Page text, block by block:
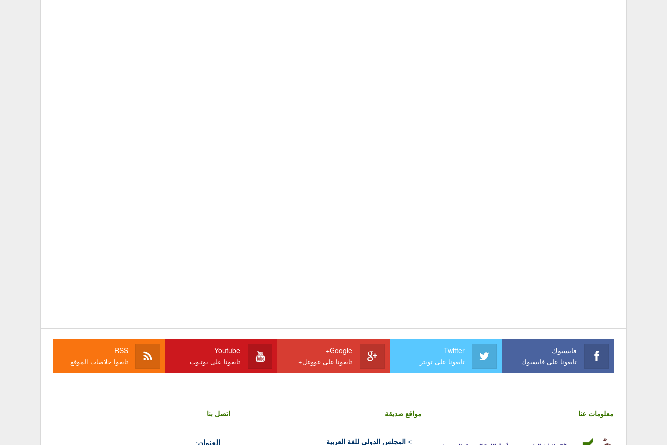
فايسبوك
تابعونا على فايسبوك
Twitter
تابعونا على تويتر
Google+
تابعونا على غووغل+
Youtube
تابعونا على يوتيوب
RSS
تابعوا خلاصات الموقع
معلومات عنا مواقع صديقة
> المجلس الدولي للغة العربية
اتصل بنا
العنوان: